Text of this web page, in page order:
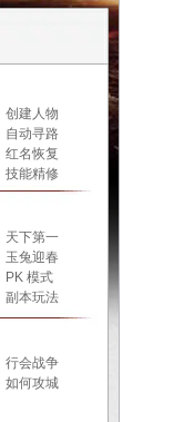
创建人物
自动寻路
红名恢复
技能精修
天下第一
玉兔迎春
PK 模式
副本玩法
行会战争
如何攻城